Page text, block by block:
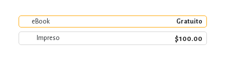
eBook Gratuito
Impreso $100.00